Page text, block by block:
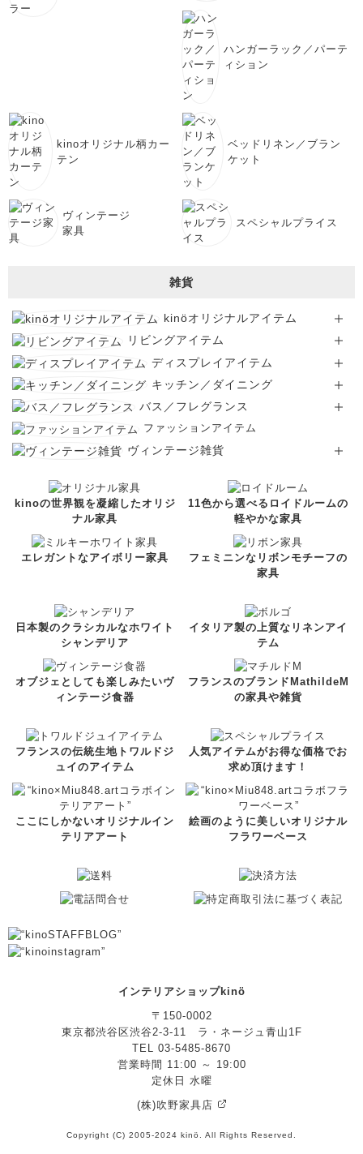
ハンガーラック／パーテ
ィション
kinoオリジナル柄カー
テン
ベッドリネン／ブラン
ケット
ヴィンテージ
家具
スペシャルプライス
雑貨
kinöオリジナルアイテム
リビングアイテム
ディスプレイアイテム
キッチン／ダイニング
バス／フレグランス
ファッションアイテム
ヴィンテージ雑貨
kinoの世界観を凝縮したオリジ
ナル家具
11色から選べるロイドルームの
軽やかな家具
エレガントなアイボリー家具
フェミニンなリボンモチーフの
家具
日本製のクラシカルなホワイト
シャンデリア
イタリア製の上質なリネンアイ
テム
オブジェとしても楽しみたいヴ
ィンテージ食器
フランスのブランドMathildeM
の家具や雑貨
フランスの伝統生地トワルドジ
ュイのアイテム
人気アイテムがお得な価格でお
求め頂けます！
ここにしかないオリジナルイン
テリアアート
絵画のように美しいオリジナル
フラワーベース
インテリアショップkinö
〒150-0002
東京都渋谷区渋谷2-3-11 ラ・ネージュ青山1F
TEL 03-5485-8670
営業時間 11:00 ～ 19:00
定休日 水曜
(株)吹野家具店
Copyright (C) 2005-2024 kinö. All Rights Reserved.